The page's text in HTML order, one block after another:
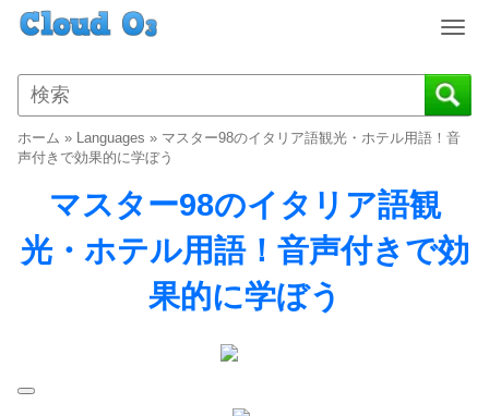
T
g
g
e
i
g
ホーム » Languages » マスター98のイタリア語観光・ホテル用語！音
声付きで効果的に学ぼう
マスター98のイタリア語観
光・ホテル用語！音声付きで効
果的に学ぼう